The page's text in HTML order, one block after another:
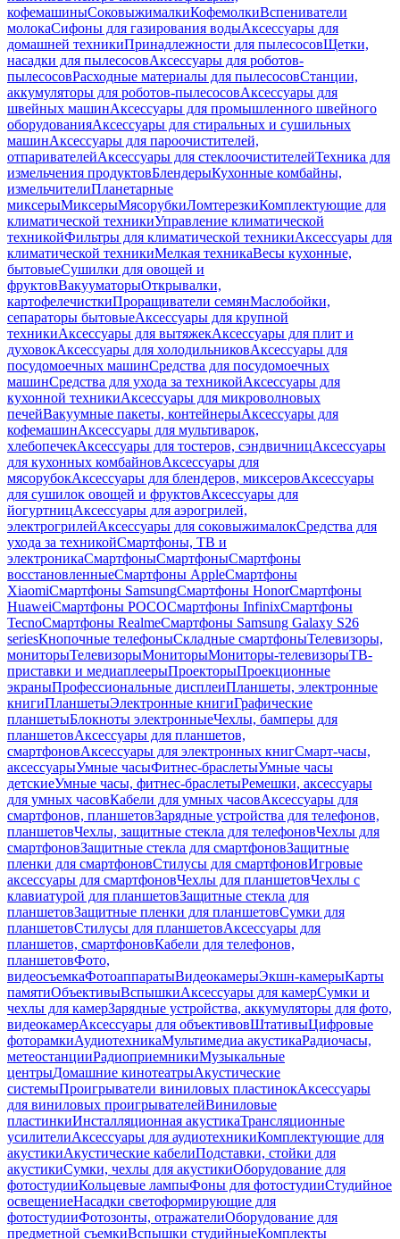
кофемашиныСоковыжималкиКофемолкиВспениватели
молокаСифоны для газирования водыАксессуары для
домашней техникиПринадлежности для пылесосовЩетки,
насадки для пылесосовАксессуары для роботов-
пылесосовРасходные материалы для пылесосовСтанции,
аккумуляторы для роботов-пылесосовАксессуары для
швейных машинАксессуары для промышленного швейного
оборудованияАксессуары для стиральных и сушильных
машинАксессуары для пароочистителей,
отпаривателейАксессуары для стеклоочистителейТехника для
измельчения продуктовБлендерыКухонные комбайны,
измельчителиПланетарные
миксерыМиксерыМясорубкиЛомтерезкиКомплектующие для
климатической техникиУправление климатической
техникойФильтры для климатической техникиАксессуары для
климатической техникиМелкая техникаВесы кухонные,
бытовыеСушилки для овощей и
фруктовВакууматорыОткрывалки,
картофелечисткиПроращиватели семянМаслобойки,
сепараторы бытовыеАксессуары для крупной
техникиАксессуары для вытяжекАксессуары для плит и
духовокАксессуары для холодильниковАксессуары для
посудомоечных машинСредства для посудомоечных
машинСредства для ухода за техникойАксессуары для
кухонной техникиАксессуары для микроволновых
печейВакуумные пакеты, контейнерыАксессуары для
кофемашинАксессуары для мультиварок,
хлебопечекАксессуары для тостеров, сэндвичницАксессуары
для кухонных комбайновАксессуары для
мясорубокАксессуары для блендеров, миксеровАксессуары
для сушилок овощей и фруктовАксессуары для
йогуртницАксессуары для аэрогрилей,
электрогрилейАксессуары для соковыжималокСредства для
ухода за техникойСмартфоны, ТВ и
электроникаСмартфоныСмартфоныСмартфоны
восстановленныеСмартфоны AppleСмартфоны
XiaomiСмартфоны SamsungСмартфоны HonorСмартфоны
HuaweiСмартфоны POCOСмартфоны InfinixСмартфоны
TecnoСмартфоны RealmeСмартфоны Samsung Galaxy S26
seriesКнопочные телефоныСкладные смартфоныТелевизоры,
мониторыТелевизорыМониторыМониторы-телевизорыТВ-
приставки и медиаплеерыПроекторыПроекционные
экраныПрофессиональные дисплеиПланшеты, электронные
книгиПланшетыЭлектронные книгиГрафические
планшетыБлокноты электронныеЧехлы, бамперы для
планшетовАксессуары для планшетов,
смартфоновАксессуары для электронных книгСмарт-часы,
аксессуарыУмные часыФитнес-браслетыУмные часы
детскиеУмные часы, фитнес-браслетыРемешки, аксессуары
для умных часовКабели для умных часовАксессуары для
смартфонов, планшетовЗарядные устройства для телефонов,
планшетовЧехлы, защитные стекла для телефоновЧехлы для
смартфоновЗащитные стекла для смартфоновЗащитные
пленки для смартфоновСтилусы для смартфоновИгровые
аксессуары для смартфоновЧехлы для планшетовЧехлы с
клавиатурой для планшетовЗащитные стекла для
планшетовЗащитные пленки для планшетовСумки для
планшетовСтилусы для планшетовАксессуары для
планшетов, смартфоновКабели для телефонов,
планшетовФото,
видеосъемкаФотоаппаратыВидеокамерыЭкшн-камерыКарты
памятиОбъективыВспышкиАксессуары для камерСумки и
чехлы для камерЗарядные устройства, аккумуляторы для фото,
видеокамерАксессуары для объективовШтативыЦифровые
фоторамкиАудиотехникаМультимедиа акустикаРадиочасы,
метеостанцииРадиоприемникиМузыкальные
центрыДомашние кинотеатрыАкустические
системыПроигрыватели виниловых пластинокАксессуары
для виниловых проигрывателейВиниловые
пластинкиИнсталляционная акустикаТрансляционные
усилителиАксессуары для аудиотехникиКомплектующие для
акустикиАкустические кабелиПодставки, стойки для
акустикиСумки, чехлы для акустикиОборудование для
фотостудииКольцевые лампыФоны для фотостудииСтудийное
освещениеНасадки светоформирующие для
фотостудииФотозонты, отражателиОборудование для
предметной съемкиВспышки студийныеКомплекты